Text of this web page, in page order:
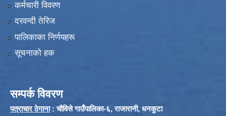
कर्मचारी विवरण
दरवन्दी तेरिज
पालिकाका निर्णयहरू
सूचनाको हक
सम्पर्क विवरण
पत्राचार ठेगाना: चौविसे गाउँपालिका-६, राजारानी, धनकुटा